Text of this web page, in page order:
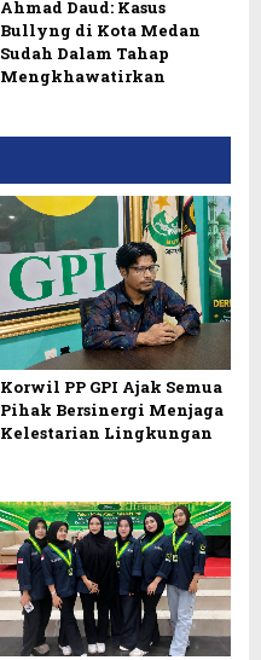
Ahmad Daud: Kasus
Bullyng di Kota Medan
Sudah Dalam Tahap
Mengkhawatirkan
Korwil PP GPI Ajak Semua
Pihak Bersinergi Menjaga
Kelestarian Lingkungan